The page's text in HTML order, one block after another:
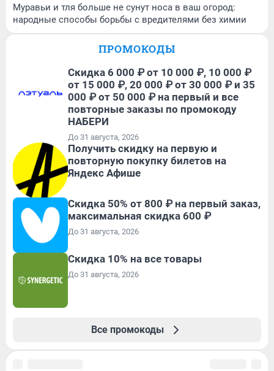
Муравьи и тля больше не сунут носа в ваш огород:
народные способы борьбы с вредителями без химии
ПРОМОКОДЫ
Скидка 6 000 ₽ от 10 000 ₽, 10 000 ₽
от 15 000 ₽, 20 000 ₽ от 30 000 ₽ и 35
000 ₽ от 50 000 ₽ на первый и все
повторные заказы по промокоду
НАБЕРИ
До 31 августа, 2026
Получить скидку на первую и
повторную покупку билетов на
Яндекс Афише
Скидка 50% от 800 ₽ на первый заказ,
максимальная скидка 600 ₽
До 31 августа, 2026
Скидка 10% на все товары
До 31 августа, 2026
Все промокоды